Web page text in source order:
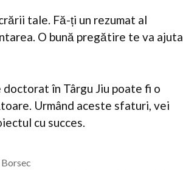
tale. Fă-ți un rezumat al
O bună pregătire te va ajuta
în Târgu Jiu poate fi o
Urmând aceste sfaturi, vei
cu succes.